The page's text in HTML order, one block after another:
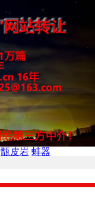
甑皮岩蚌器